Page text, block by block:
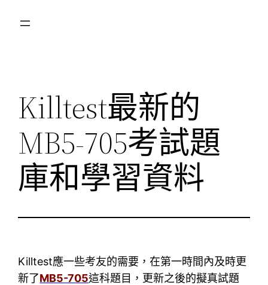
Killtest最新的
MB5-705考試題
庫和學習資料
Killtest應一些考友的需要，在第一時間內及時更
新了MB5-705這科題目，更新之後的擬真試題